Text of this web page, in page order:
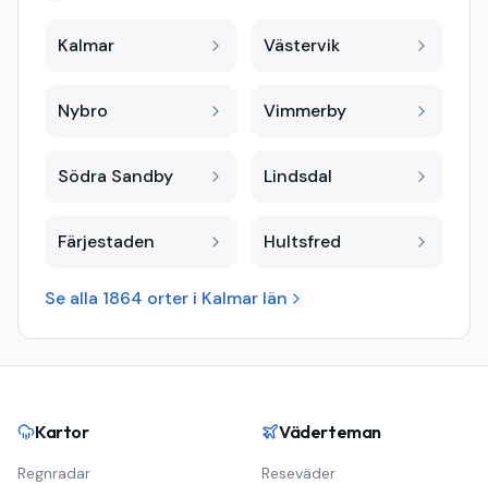
Kalmar Västervik
Nybro Vimmerby
Södra Sandby Lindsdal
Färjestaden Hultsfred
Se alla 1864 orter i Kalmar län
Kartor
Regnradar
Väderteman
Reseväder